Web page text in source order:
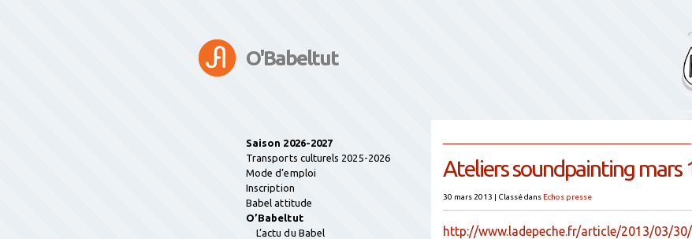
O'Babeltut
Ateliers soundpainting mars
30 mars 2013 | Classé dans Echos presse
http://www.ladepeche.fr/article/2013/03/
Saison 2026-2027
Transports culturels 2025-2026
Mode d’emploi
Inscription
Babel attitude
O’Babeltut
L’actu du Babel